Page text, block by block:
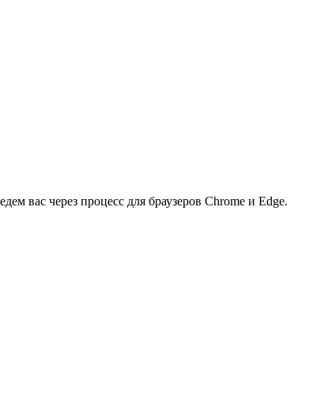
вас через процесс для браузеров Chrome и Edge.